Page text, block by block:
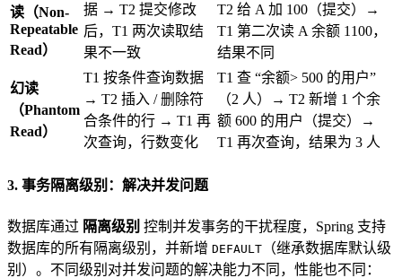
读（Non-
Repeatable
Read）
据 → T2 提交修改
后，T1 两次读取结
果不一致
T2 给 A 加 100（提交）→
T1 第二次读 A 余额 1100，
结果不同
幻读
（Phantom
Read）
T1 按条件查询数据
→ T2 插入 / 删除符
合条件的行 → T1 再
次查询，行数变化
T1 查 “余额> 500 的用户”
（2 人）→ T2 新增 1 个余
额 600 的用户（提交）→
T1 再次查询，结果为 3 人
3. 事务隔离级别：解决并发问题
数据库通过 隔离级别 控制并发事务的干扰程度，Spring 支持
数据库的所有隔离级别，并新增 DEFAULT （继承数据库默认级
别）。不同级别对并发问题的解决能力不同，性能也不同：